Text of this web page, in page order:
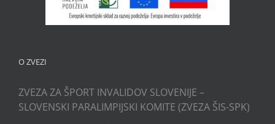
O ZVEZI
ZVEZA ZA ŠPORT INVALIDOV SLOVENIJE –
SLOVENSKI PARALIMPIJSKI KOMITE (ZVEZA ŠIS-SPK)